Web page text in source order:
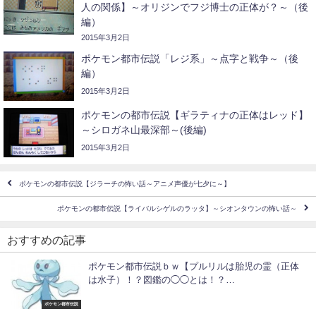
人の関係】～オリジンでフジ博士の正体が？～（後
編）
2015年3月2日
ポケモン都市伝説「レジ系」～点字と戦争～（後
編）
2015年3月2日
ポケモンの都市伝説【ギラティナの正体はレッド】
～シロガネ山最深部～(後編)
2015年3月2日
ポケモンの都市伝説【ジラーチの怖い話～アニメ声優が七夕に～】
ポケモンの都市伝説【ライバルシゲルのラッタ】～シオンタウンの怖い話～
おすすめの記事
ポケモン都市伝説
ポケモン都市伝説ｂｗ【プルリルは胎児の霊（正体
は水子）！？図鑑の◯◯とは！？…